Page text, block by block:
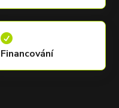

Financování